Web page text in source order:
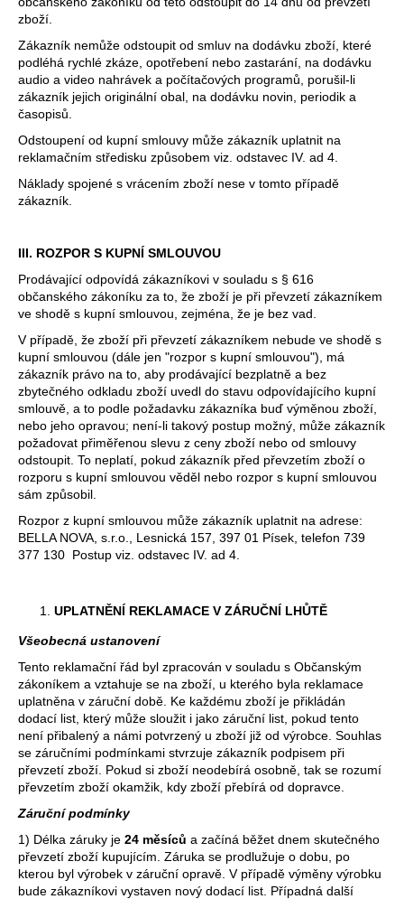
zboží.
Zákazník nemůže odstoupit od smluv na dodávku zboží, které
podléhá rychlé zkáze, opotřebení nebo zastarání, na dodávku
audio a video nahrávek a počítačových programů, porušil-li
zákazník jejich originální obal, na dodávku novin, periodik a
časopisů.
Odstoupení od kupní smlouvy může zákazník uplatnit na
reklamačním středisku způsobem viz. odstavec IV. ad 4.
Náklady spojené s vrácením zboží nese v tomto případě
zákazník.
III. ROZPOR S KUPNÍ SMLOUVOU
Prodávající odpovídá zákazníkovi v souladu s § 616
občanského zákoníku za to, že zboží je při převzetí zákazníkem
ve shodě s kupní smlouvou, zejména, že je bez vad.
V případě, že zboží při převzetí zákazníkem nebude ve shodě s
kupní smlouvou (dále jen "rozpor s kupní smlouvou"), má
zákazník právo na to, aby prodávající bezplatně a bez
zbytečného odkladu zboží uvedl do stavu odpovídajícího kupní
smlouvě, a to podle požadavku zákazníka buď výměnou zboží,
nebo jeho opravou; není-li takový postup možný, může zákazník
požadovat přiměřenou slevu z ceny zboží nebo od smlouvy
odstoupit. To neplatí, pokud zákazník před převzetím zboží o
rozporu s kupní smlouvou věděl nebo rozpor s kupní smlouvou
sám způsobil.
Rozpor z kupní smlouvou může zákazník uplatnit na adrese:
BELLA NOVA, s.r.o., Lesnická 157, 397 01 Písek, telefon 739
377 130 Postup viz. odstavec IV. ad 4.
UPLATNĚNÍ REKLAMACE V ZÁRUČNÍ LHŮTĚ
Všeobecná ustanovení
Tento reklamační řád byl zpracován v souladu s Občanským
zákoníkem a vztahuje se na zboží, u kterého byla reklamace
uplatněna v záruční době. Ke každému zboží je přikládán
dodací list, který může sloužit i jako záruční list, pokud tento
není přibalený a námi potvrzený u zboží již od výrobce. Souhlas
se záručními podmínkami stvrzuje zákazník podpisem při
převzetí zboží. Pokud si zboží neodebírá osobně, tak se rozumí
převzetím zboží okamžik, kdy zboží přebírá od dopravce.
Záruční podmínky
1) Délka záruky je 24 měsíců a začíná běžet dnem skutečného
převzetí zboží kupujícím. Záruka se prodlužuje o dobu, po
kterou byl výrobek v záruční opravě. V případě výměny výrobku
bude zákazníkovi vystaven nový dodací list. Případná další